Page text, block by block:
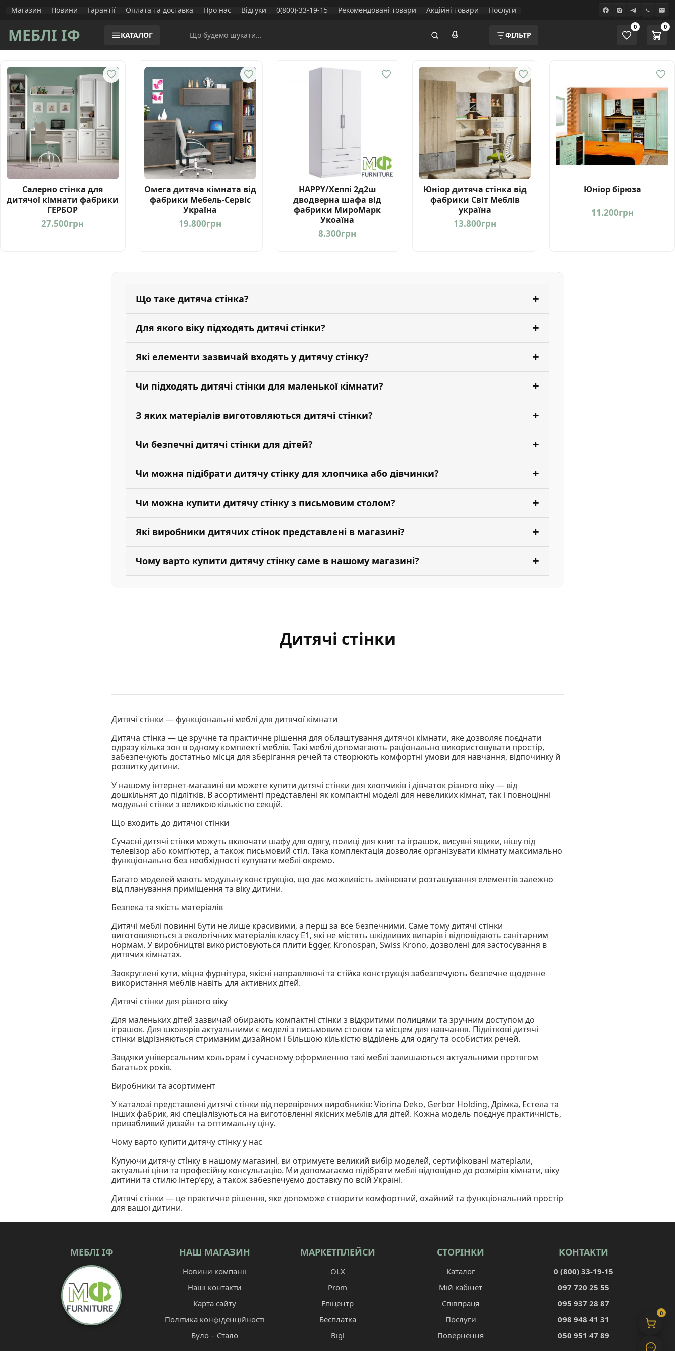
Магазин Новини Гарантії Оплата та доставка Про нас Відгуки 0(800)-33-19-15 Рекомендовані товари Акційні товари Послуги
МЕБЛІ ІФ КАТАЛОГ ФІЛЬТР
0 0
Дитячі стінки
Дитячі стінки — функціональні меблі для дитячої кімнати
Дитяча стінка — це зручне та практичне рішення для облаштування дитячої кімнати, яке дозволяє поєднати
одразу кілька зон в одному комплекті меблів. Такі меблі допомагають раціонально використовувати простір,
забезпечують достатньо місця для зберігання речей та створюють комфортні умови для навчання, відпочинку й
розвитку дитини.
У нашому інтернет-магазині ви можете купити дитячі стінки для хлопчиків і дівчаток різного віку — від
дошкільнят до підлітків. В асортименті представлені як компактні моделі для невеликих кімнат, так і повноцінні
модульні стінки з великою кількістю секцій.
Що входить до дитячої стінки
Сучасні дитячі стінки можуть включати шафу для одягу, полиці для книг та іграшок, висувні ящики, нішу під
телевізор або комп’ютер, а також письмовий стіл. Така комплектація дозволяє організувати кімнату максимально
функціонально без необхідності купувати меблі окремо.
Багато моделей мають модульну конструкцію, що дає можливість змінювати розташування елементів залежно
від планування приміщення та віку дитини.
Безпека та якість матеріалів
Дитячі меблі повинні бути не лише красивими, а перш за все безпечними. Саме тому дитячі стінки
виготовляються з екологічних матеріалів класу Е1, які не містять шкідливих випарів і відповідають санітарним
нормам. У виробництві використовуються плити Egger, Kronospan, Swiss Krono, дозволені для застосування в
дитячих кімнатах.
Заокруглені кути, міцна фурнітура, якісні направляючі та стійка конструкція забезпечують безпечне щоденне
використання меблів навіть для активних дітей.
Дитячі стінки для різного віку
Для маленьких дітей зазвичай обирають компактні стінки з відкритими полицями та зручним доступом до
іграшок. Для школярів актуальними є моделі з письмовим столом та місцем для навчання. Підліткові дитячі
стінки відрізняються стриманим дизайном і більшою кількістю відділень для одягу та особистих речей.
Завдяки універсальним кольорам і сучасному оформленню такі меблі залишаються актуальними протягом
багатьох років.
Виробники та асортимент
У каталозі представлені дитячі стінки від перевірених виробників: Viorina Deko, Gerbor Holding, Дрімка, Естела та
інших фабрик, які спеціалізуються на виготовленні якісних меблів для дітей. Кожна модель поєднує практичність,
привабливий дизайн та оптимальну ціну.
Чому варто купити дитячу стінку у нас
Купуючи дитячу стінку в нашому магазині, ви отримуєте великий вибір моделей, сертифіковані матеріали,
актуальні ціни та професійну консультацію. Ми допомагаємо підібрати меблі відповідно до розмірів кімнати, віку
дитини та стилю інтер’єру, а також забезпечуємо доставку по всій Україні.
Дитячі стінки — це практичне рішення, яке допоможе створити комфортний, охайний та функціональний простір
для вашої дитини.
Салерно стінка для
дитячої кімнати фабрики
ГЕРБОР
27.500грн
Омега дитяча кімната від
фабрики Мебель-Сервіс
Україна
19.800грн
HAPPY/Хеппі 2д2ш
дводверна шафа від
фабрики МироМарк
Укоаїна
8.300грн
Юніор дитяча стінка від
фабрики Світ Меблів
україна
13.800грн
Юніор бірюза
11.200грн
Що таке дитяча стінка?
Для якого віку підходять дитячі стінки?
Які елементи зазвичай входять у дитячу стінку?
Чи підходять дитячі стінки для маленької кімнати?
З яких матеріалів виготовляються дитячі стінки?
Чи безпечні дитячі стінки для дітей?
Чи можна підібрати дитячу стінку для хлопчика або дівчинки?
Чи можна купити дитячу стінку з письмовим столом?
Які виробники дитячих стінок представлені в магазині?
Чому варто купити дитячу стінку саме в нашому магазині?
МЕБЛІ ІФ НАШ МАГАЗИН
Новини компанії
Наші контакти
Карта сайту
Політика конфіденційності
Було – Стало
МАРКЕТПЛЕЙСИ
OLX
Prom
Епіцентр
Бесплатка
Bigl
СТОРІНКИ
Каталог
Мій кабінет
Співпраця
Послуги
Повернення
КОНТАКТИ
0 (800) 33-19-15
097 720 25 55
095 937 28 87
098 948 41 31
050 951 47 89
0